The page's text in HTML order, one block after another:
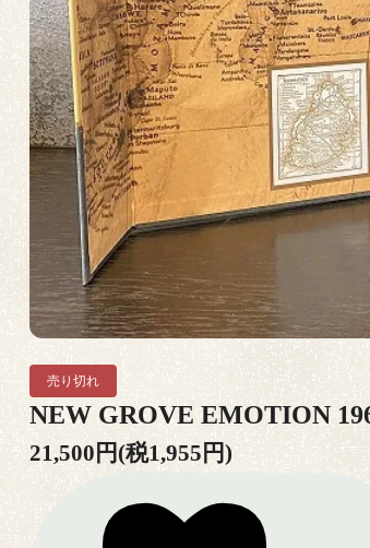
売り切れ
NEW GROVE EMOTION
21,500円(税1,955円)